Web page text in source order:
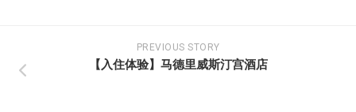
PREVIOUS STORY
【入住体验】马德里威斯汀宫酒店